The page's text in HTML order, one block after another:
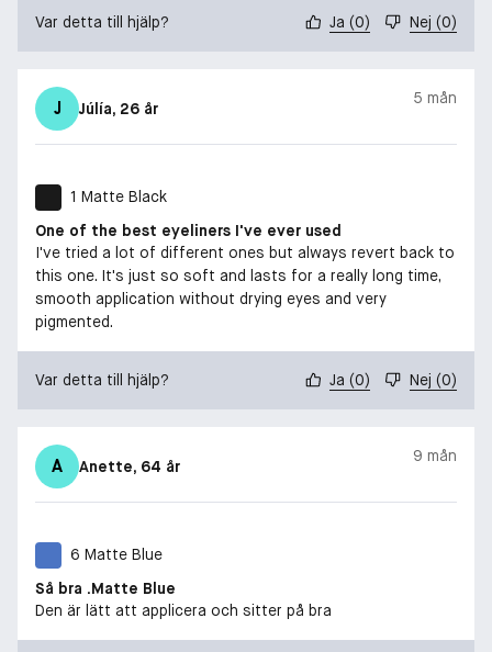
Var detta till hjälp? Ja (0) Nej (0)
J Júlía, 26 år
5 mån
1 Matte Black
One of the best eyeliners I've ever used
I've tried a lot of different ones but always revert back to
this one. It's just so soft and lasts for a really long time,
smooth application without drying eyes and very
pigmented.
Var detta till hjälp? Ja (0) Nej (0)
A Anette, 64 år
9 mån
6 Matte Blue
Så bra .Matte Blue
Den är lätt att applicera och sitter på bra